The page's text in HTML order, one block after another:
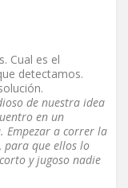
Cual es el
detectamos.
de nuestra idea
en un
Empezar a correr la
para que ellos lo
y jugoso nadie